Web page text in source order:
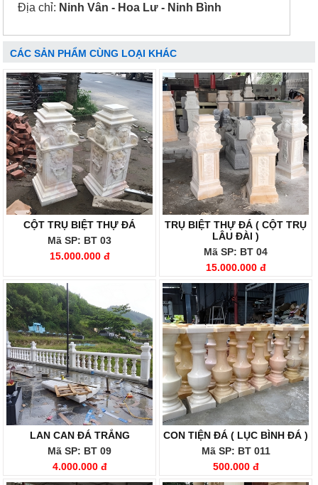
Địa chỉ: Ninh Vân - Hoa Lư - Ninh Bình
CÁC SẢN PHẨM CÙNG LOẠI KHÁC
CỘT TRỤ BIỆT THỰ ĐÁ
Mã SP: BT 03
15.000.000 đ
TRỤ BIỆT THỰ ĐÁ ( CỘT TRỤ
LÂU ĐÀI )
Mã SP: BT 04
15.000.000 đ
LAN CAN ĐÁ TRẮNG
Mã SP: BT 09
4.000.000 đ
CON TIỆN ĐÁ ( LỤC BÌNH ĐÁ )
Mã SP: BT 011
500.000 đ